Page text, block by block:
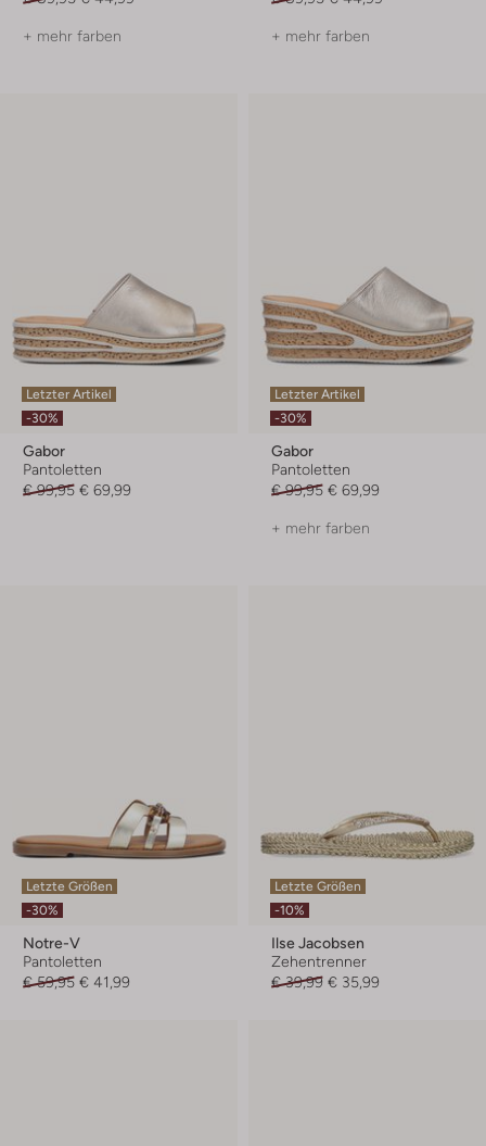
+ mehr farben + mehr farben
Letzter Artikel
-30%
Gabor
Pantoletten
€ 99,95 € 69,99
Letzter Artikel
-30%
Gabor
Pantoletten
€ 99,95 € 69,99
+ mehr farben
Letzte Größen
-30%
Notre-V
Pantoletten
€ 59,95 € 41,99
Letzte Größen
-10%
Ilse Jacobsen
Zehentrenner
€ 39,99 € 35,99